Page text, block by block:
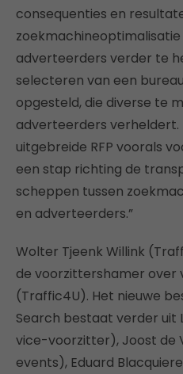
consequenties en
adverteerders verder te
selecteren van een
opgesteld, die diverse te
adverteerders verheldert.
uitgebreide RFP voorals
een stap richting de
scheppen tussen
en adverteerders.”
Wolter Tjeenk Willink
de voorzittershamer over
(Traffic4U). Het nieuwe
Search bestaat verder uit
vice-voorzitter), Joost de
events), Eduard